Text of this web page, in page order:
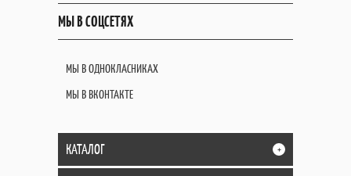
МЫ В СОЦСЕТЯХ
МЫ В ОДНОКЛАСНИКАХ
МЫ В ВКОНТАКТЕ
КАТАЛОГ +